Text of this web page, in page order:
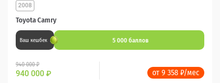
Toyota Camry
2008
Ваш кешбек 5 000 баллов
940 000 ₽
940 000 ₽ от 9 358 ₽/мес